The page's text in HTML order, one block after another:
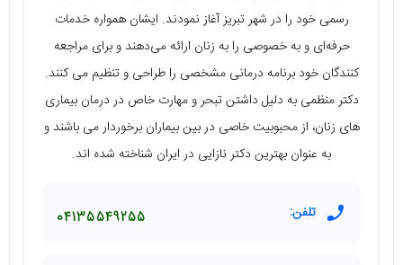
رسمی خود را در شهر تبریز آغاز نمودند. ایشان همواره خدمات
حرفه‌ای و به خصوصی را به زنان ارائه می‌دهند و برای مراجعه
کنندگان خود برنامه درمانی مشخصی را طراحی و تنظیم می کنند.
دکتر منظمی به دلیل داشتن تبحر و مهارت خاص در درمان بیماری
های زنان، از محبوبیت خاصی در بین بیماران برخوردار می باشند و
به عنوان بهترین دکتر نازایی در ایران شناخته شده اند.
تلفن: 04135549255